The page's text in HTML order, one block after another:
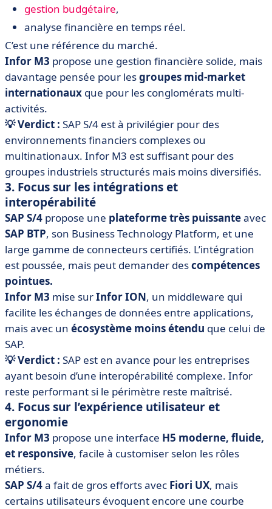
gestion budgétaire,
analyse financière en temps réel.
C’est une référence du marché.
Infor M3 propose une gestion financière solide, mais
davantage pensée pour lesgroupes mid-market
internationaux que pour les conglomérats multi-
activités.
💡 Verdict : SAP S/4 est à privilégier pour des
environnements financiers complexes ou
multinationaux. Infor M3 est suffisant pour des
groupes industriels structurés mais moins diversifiés.
3. Focus sur les intégrations et
interopérabilité
SAP S/4 propose une plateforme très puissanteavec
SAP BTP, son Business Technology Platform, et une
large gamme de connecteurs certifiés. L’intégration
est poussée, mais peut demander descompétences
pointues.
Infor M3 mise surInfor ION, un middleware qui
facilite les échanges de données entre applications,
mais avec un écosystème moins étendu que celui de
SAP.
💡 Verdict : SAP est en avance pour les entreprises
ayant besoin d’une interopérabilité complexe. Infor
reste performant si le périmètre reste maîtrisé.
4. Focus sur l’expérience utilisateur et
ergonomie
Infor M3 propose une interface H5 moderne, fluide,
et responsive, facile à customiser selon les rôles
métiers.
SAP S/4a fait de gros efforts avec Fiori UX, mais
certains utilisateurs évoquent encore une courbe